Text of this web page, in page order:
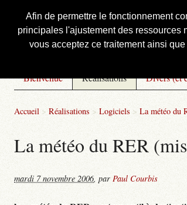
Afin de permettre le fonctionnement
principales l'ajustement des ressources
vous acceptez ce traitement ainsi
Courbis, « LE »
Bienvenue Réalisations Divers (et
Accueil > Réalisations > Logiciels > La météo du
La météo du RER
mardi 7 novembre 2006, par Paul Courbis